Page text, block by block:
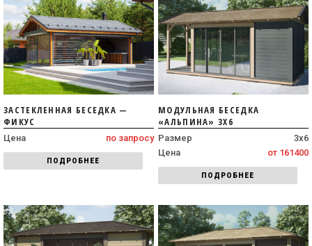
ЗАСТЕКЛЕННАЯ БЕСЕДКА —
ФИКУС
Цена по запросу
ПОДРОБНЕЕ
МОДУЛЬНАЯ БЕСЕДКА
«АЛЬПИНА» 3Х6
Размер
3х6
Цена
от 161400
ПОДРОБНЕЕ